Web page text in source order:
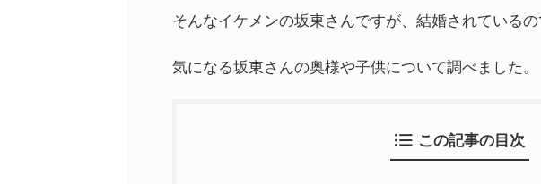
そんなイケメンの坂東さんですが、結婚されているの
気になる坂東さんの奥様や子供について調べました。
この記事の目次